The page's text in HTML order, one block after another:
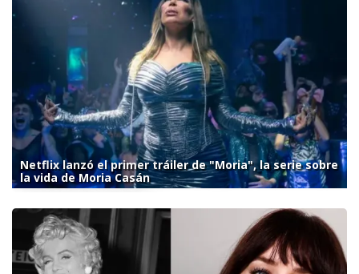
Netflix lanzó el primer tráiler de "Moria", la serie sobre
la vida de Moria Casán